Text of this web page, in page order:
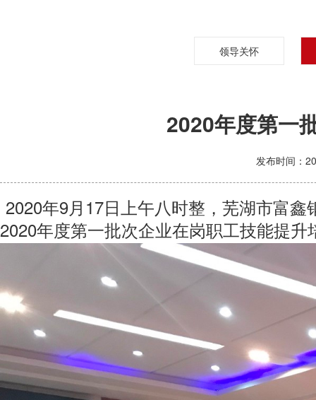
领导关怀
2020年度第一
发布时间：
2020年9月17日上午八时整，芜湖市富
2020年度第一批次企业在岗职工技能提升